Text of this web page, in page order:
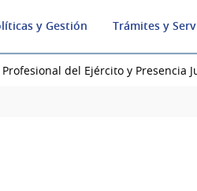
y Gestión Trámites y
del Ejército y Presencia